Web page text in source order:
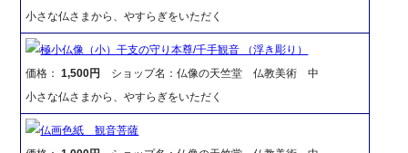
小さな仏さまから、やすらぎをいただく
極小仏像（小）干支の守り本尊/千手観音 （浮き彫り）
価格：1,500円
ショップ名：仏像の天竺堂 仏教美術 中
小さな仏さまから、やすらぎをいただく
仏画色紙 観音菩薩